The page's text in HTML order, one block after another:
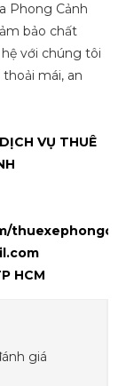
Phong Cảnh
bảo chất
với chúng tôi
mái, an
VỤ THUÊ
HCM
giá